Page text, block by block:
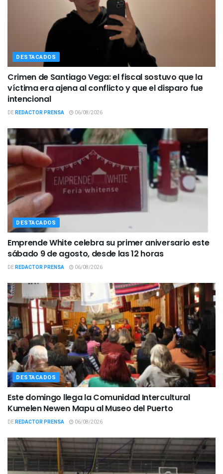
DESTACADOS
Crimen de Santiago Vega: el fiscal sostuvo que la
víctima era ajena al conflicto y que el disparo fue
intencional
DEREDACTOR PRENSA 06/08/2026
DESTACADOS
Emprende White celebra su primer aniversario este
sábado 9 de agosto, desde las 12 horas
DEREDACTOR PRENSA 06/08/2026
DESTACADOS
Este domingo llega la Comunidad Intercultural
Kumelen Newen Mapu al Museo del Puerto
DEREDACTOR PRENSA 06/08/2026